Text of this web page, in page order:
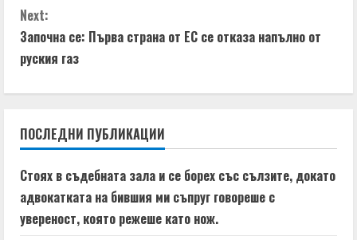
n
t
i
n
u
e
Next:
Започна се: Първа страна от ЕС се отказа напълно от
руския газ
ПОСЛЕДНИ ПУБЛИКАЦИИ
Стоях в съдебната зала и се борех със сълзите, докато
адвокатката на бившия ми съпруг говореше с
увереност, която режеше като нож.